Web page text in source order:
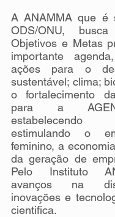
A ANAMMA que é
ODS/ONU,
Objetivos e Metas
importante
ações para o
sustentável; clima;
o fortalecimento
para a
estimulando o
feminino, a
da geração de
Pelo Instituto
avanços na
inovações e
cientifica.